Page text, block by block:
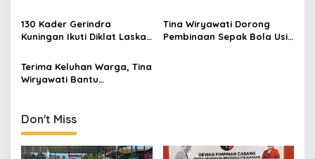
Listrik Gratis Disalurkan
Perjuangan Anggota DPR RI
Rokhmat Ardiyan
130 Kader Gerindra
Kuningan Ikuti Diklat Laskar
Soliditas Hadapi Pileg 2029
Tina Wiryawati Dorong
Pembinaan Sepak Bola Usia
Terima Keluhan Warga, Tina
Wiryawati Bantu
Longsor di Cigadung
Don't Miss